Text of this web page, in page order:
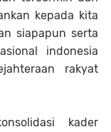
kepada kita
siapapun serta
indonesia
rakyat
kader